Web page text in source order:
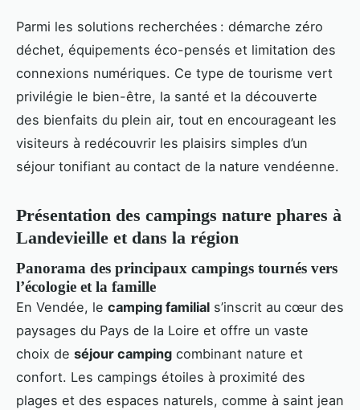
Parmi les solutions recherchées : démarche zéro
déchet, équipements éco-pensés et limitation des
connexions numériques. Ce type de tourisme vert
privilégie le bien-être, la santé et la découverte
des bienfaits du plein air, tout en encourageant les
visiteurs à redécouvrir les plaisirs simples d’un
séjour tonifiant au contact de la nature vendéenne.
Présentation des campings nature phares à
Landevieille et dans la région
Panorama des principaux campings tournés vers
l’écologie et la famille
En Vendée, le camping familial s’inscrit au cœur des
paysages du Pays de la Loire et offre un vaste
choix de séjour camping combinant nature et
confort. Les campings étoiles à proximité des
plages et des espaces naturels, comme à saint jean